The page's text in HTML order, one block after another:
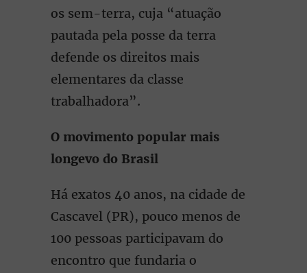
os sem-terra, cuja “atuação
pautada pela posse da terra
defende os direitos mais
elementares da classe
trabalhadora”.
O movimento popular mais
longevo do Brasil
Há exatos 40 anos, na cidade de
Cascavel (PR), pouco menos de
100 pessoas participavam do
encontro que fundaria o